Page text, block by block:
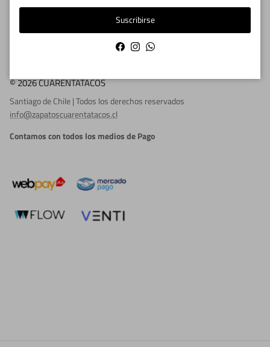
Suscribirse
© 2026 CUARENTATACOS
Santiago de Chile | Todos los derechos reservados
info@zapatoscuarentatacos.cl
Contamos con todos los medios de Pago
Suscribirse
Facebook
InstagramWhatsApp